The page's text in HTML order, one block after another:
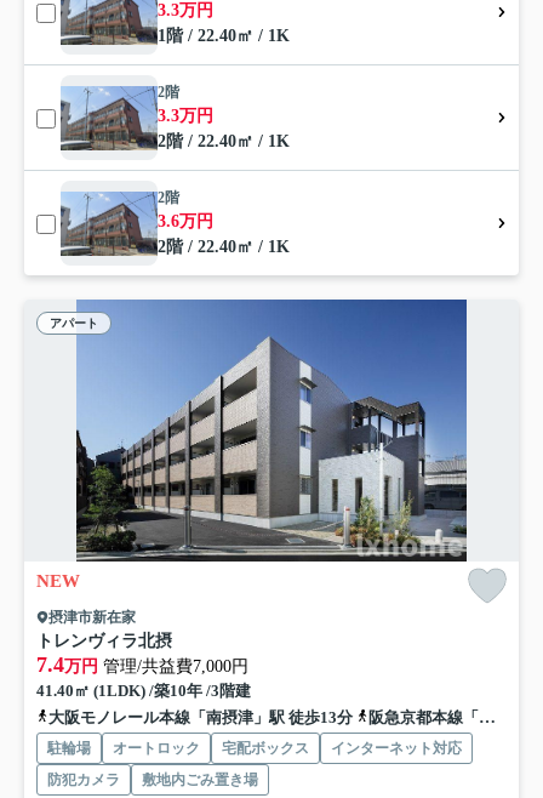
3.3万円
1階 / 22.40㎡ / 1K
2階
3.3万円
2階 / 22.40㎡ / 1K
2階
3.6万円
2階 / 22.40㎡ / 1K
アパート
NEW
摂津市新在家
トレンヴィラ北摂
7.4万円 管理/共益費7,000円
41.40㎡ (1LDK) /築10年 /3階建
大阪モノレール本線「南摂津」駅 徒歩13分
阪急京都本線「摂津市」駅 徒歩38分
駐輪場 オートロック 宅配ボックス
インターネット対応
防犯カメラ
敷地内ごみ置き場